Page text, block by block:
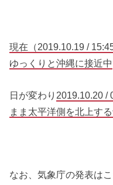
現在（2019.10.19 /
ゆっくりと沖縄に接近中
日が変わり 2019.10.20
まま太平洋側を北上す
なお、気象庁の発表は